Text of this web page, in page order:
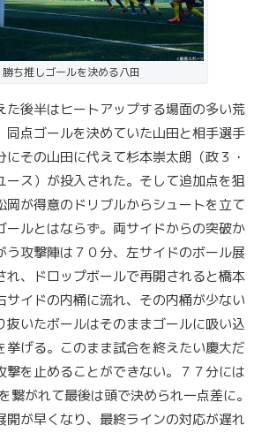
勝ち推しゴールを決める八田
た後半はヒートアップする場面の多い荒
同点ゴールを決めていた山田と相手選手
にその山田に代えて杉本崇太朗（政３・
ース）が投入された。そして追加点を狙
岡が得意のドリブルからシュートを立て
ールとはならず。両サイドからの突破か
う攻撃陣は７０分、左サイドのボール展
れ、ドロップボールで再開されると橋本
サイドの内桶に流れ、その内桶が少ない
抜いたボールはそのままゴールに吸い込
挙げる。このまま試合を終えたい慶大だ
撃を止めることができない。７７分には
繋がれて最後は頭で決められ一点差に。
開が早くなり、最終ラインの対応が遅れ